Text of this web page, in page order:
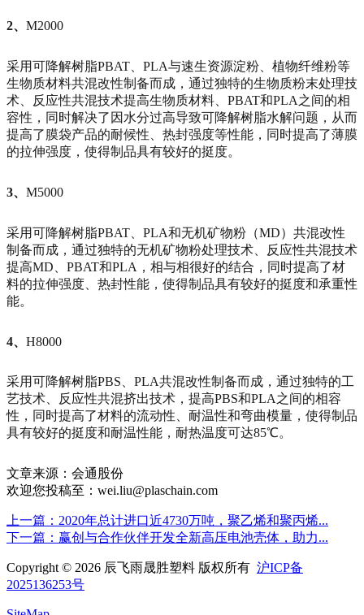
2、 M2000
采用可降解树脂PBAT、PLA与速生资源淀粉、植物纤维粉等
生物质材料共混改性制备而成，通过独特的生物质粉末处理技
术、反应性共混技术提高生物质材料、PBAT和PLA之间的相
容性，同时解决了因水分过高导致可降解树脂水解问题，从而
提高了膜袋产品的耐候性、热封强度等性能，同时提高了薄膜
的拉伸强度，使得制品具有较好的挺度。
3、 M5000
采用可降解树脂PBAT、PLA和无机矿物粉（MD）共混改性
制备而成，通过独特的无机矿物粉处理技术、反应性共混技术
提高MD、PBAT和PLA，相与相很好的结合，同时提高了材
料的拉伸强度、热封性能，使得制品具有较好的挺度和承重性
能。
4、 H8000
采用可降解树脂PBS、PLA共混改性制备而成，通过独特的工
艺技术、反应性共混挤出技术，提高PBS和PLA之间的相容
性，同时提高了材料的流动性、耐温性和弯曲模量，使得制品
具有较好的挺度和耐温性能，耐热温度可达85℃。
文章来源：会通股份
欢迎您投稿至：wei.liu@plaschain.com
上一篇：2020年总计进口近4730万吨，聚乙烯和聚丙烯...
下一篇：赢创与合作伙伴开发全新高压电池壳体，助力...
Copyright © 2026 辰飞雨晟胜塑料 版权所有 沪ICP备
2025136253号